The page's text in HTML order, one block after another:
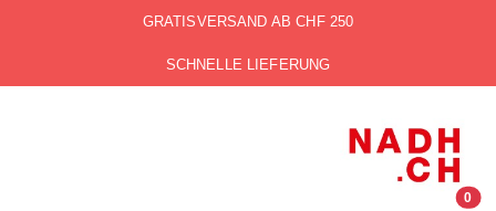
GRATISVERSAND AB CHF 250
SCHNELLE LIEFERUNG
0